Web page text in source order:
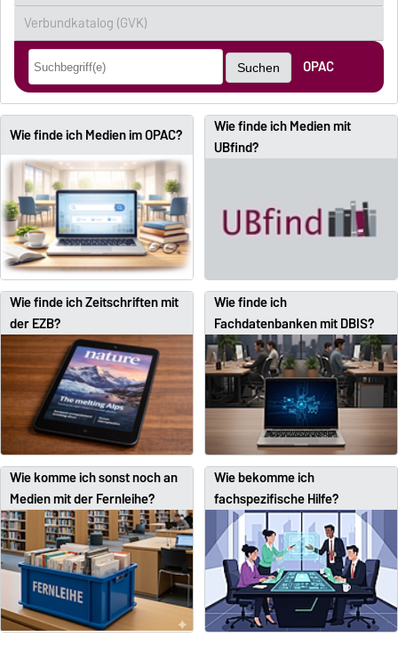
Verbundkatalog (GVK)
Suchen OPAC
Wie finde ich Medien im OPAC?
Wie finde ich Medien mit
UBfind?
Wie finde ich Zeitschriften mit
der EZB?
Wie finde ich
Fachdatenbanken mit DBIS?
Wie komme ich sonst noch an
Medien mit der Fernleihe?
Wie bekomme ich
fachspezifische Hilfe?